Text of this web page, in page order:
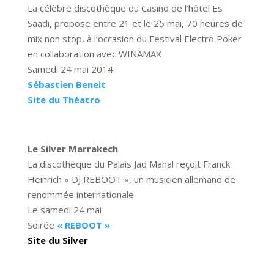
La célèbre discothèque du Casino de l’hôtel Es
Saadi, propose entre 21 et le 25 mai, 70 heures de
mix non stop, à l’occasion du Festival Electro Poker
en collaboration avec WINAMAX
Samedi 24 mai 2014
Sébastien Beneit
Site du Théatro
Le Silver Marrakech
La discothèque du Palais Jad Mahal reçoit Franck
Heinrich « DJ REBOOT », un musicien allemand de
renommée internationale
Le samedi 24 mai
Soirée « REBOOT »
Site du Silver